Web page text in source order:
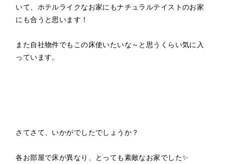
いて、ホテルライクなお家にもナチュラルテイストのお家
にも合うと思います！
また自社物件でもこの床使いたいな～と思うくらい気に入
っています。
さてさて、いかがでしたでしょうか？
各お部屋で床が異なり、とっても素敵なお家でした✨